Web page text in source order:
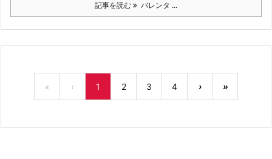
記事を読む バレンタ ...
« ‹ 1 2 3 4 › »